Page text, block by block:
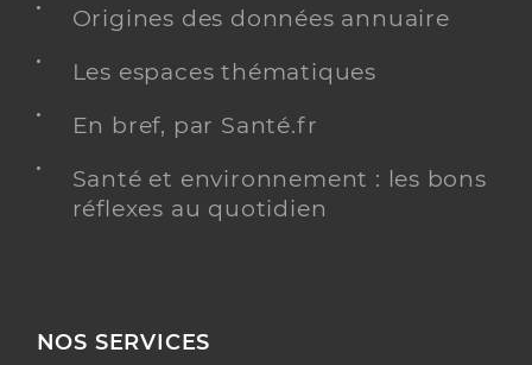
Origines des données annuaire
Les espaces thématiques
En bref, par Santé.fr
Santé et environnement : les bons
réflexes au quotidien
NOS SERVICES